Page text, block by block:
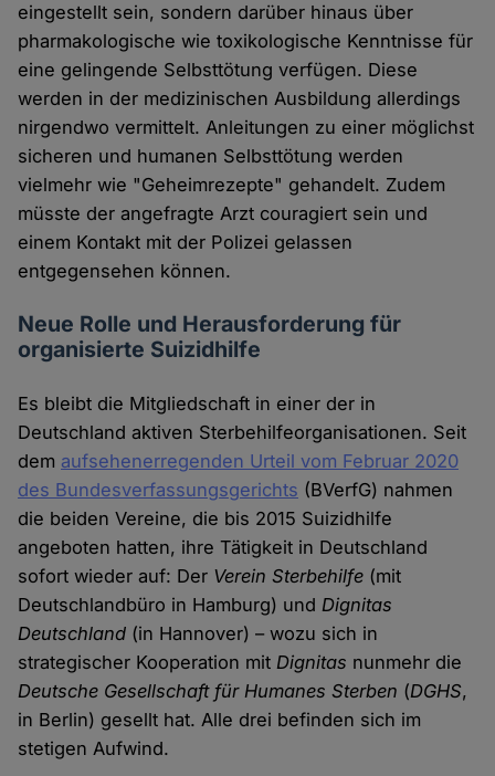
eingestellt sein, sondern darüber hinaus über
pharmakologische wie toxikologische Kenntnisse für
eine gelingende Selbsttötung verfügen. Diese
werden in der medizinischen Ausbildung allerdings
nirgendwo vermittelt. Anleitungen zu einer möglichst
sicheren und humanen Selbsttötung werden
vielmehr wie "Geheimrezepte" gehandelt. Zudem
müsste der angefragte Arzt couragiert sein und
einem Kontakt mit der Polizei gelassen
entgegensehen können.
Neue Rolle und Herausforderung für
organisierte Suizidhilfe
Es bleibt die Mitgliedschaft in einer der in
Deutschland aktiven Sterbehilfeorganisationen. Seit
dem aufsehenerregenden Urteil vom Februar 2020
des Bundesverfassungsgerichts (BVerfG) nahmen
die beiden Vereine, die bis 2015 Suizidhilfe
angeboten hatten, ihre Tätigkeit in Deutschland
sofort wieder auf: Der Verein Sterbehilfe (mit
Deutschlandbüro in Hamburg) undDignitas
Deutschland (in Hannover) – wozu sich in
strategischer Kooperation mitDignitas nunmehr die
Deutsche Gesellschaft für Humanes Sterben (DGHS,
in Berlin) gesellt hat. Alle drei befinden sich im
stetigen Aufwind.